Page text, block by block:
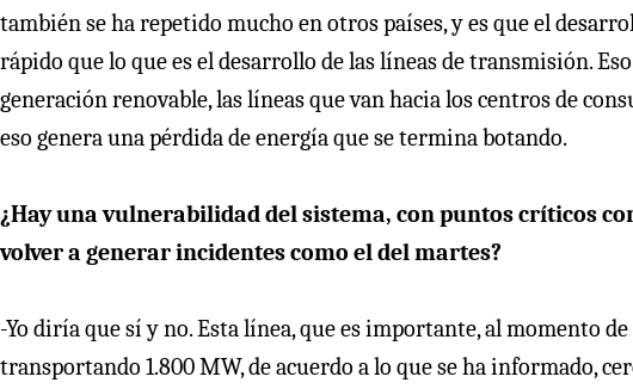
también se ha repetido mucho en otros países, y es que el
rápido que lo que es el desarrollo de las líneas de transmisión.
generación renovable, las líneas que van hacia los centros de
eso genera una pérdida de energía que se termina botando.
¿Hay una vulnerabilidad del sistema, con puntos críticos
volver a generar incidentes como el del martes?
-Yo diría que sí y no. Esta línea, que es importante, al momento
transportando 1.800 MW, de acuerdo a lo que se ha informado,